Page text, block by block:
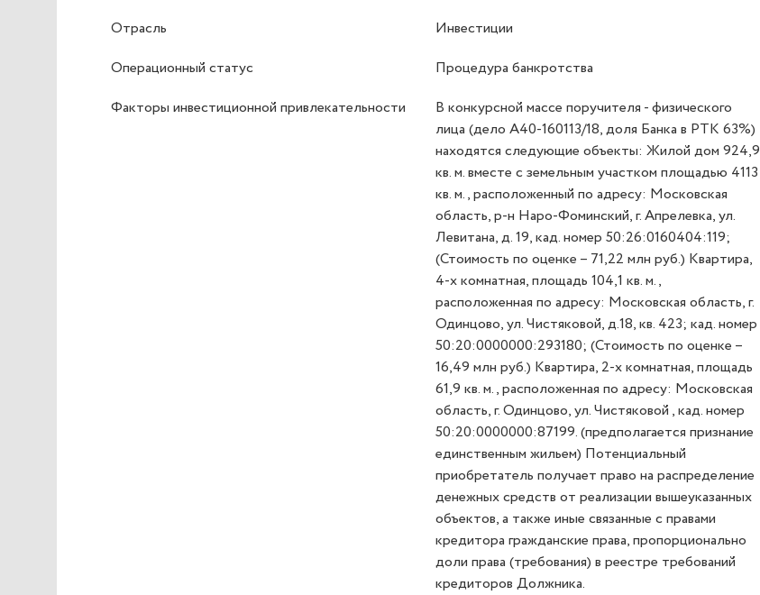
Отрасль
Инвестиции
Операционный статус
Процедура банкротства
Факторы инвестиционной привлекательности
В конкурсной массе поручителя - физического
лица (дело А40-160113/18, доля Банка в РТК 63%)
находятся следующие объекты: Жилой дом 924,9
кв. м. вместе с земельным участком площадью 4113
кв. м., расположенный по адресу: Московская
область, р-н Наро-Фоминский, г. Апрелевка, ул.
Левитана, д. 19, кад. номер 50:26:0160404:119;
(Стоимость по оценке – 71,22 млн руб.) Квартира,
4-х комнатная, площадь 104,1 кв. м.,
расположенная по адресу: Московская область, г.
Одинцово, ул. Чистяковой, д.18, кв. 423; кад. номер
50:20:0000000:293180; (Стоимость по оценке –
16,49 млн руб.) Квартира, 2-х комнатная, площадь
61,9 кв. м., расположенная по адресу: Московская
область, г. Одинцово, ул. Чистяковой , кад. номер
50:20:0000000:87199. (предполагается признание
единственным жильем) Потенциальный
приобретатель получает право на распределение
денежных средств от реализации вышеуказанных
объектов, а также иные связанные с правами
кредитора гражданские права, пропорционально
доли права (требования) в реестре требований
кредиторов Должника.